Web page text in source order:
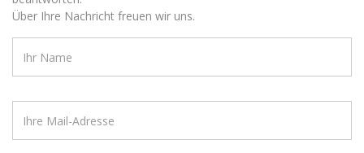
Über Ihre Nachricht freuen wir uns.